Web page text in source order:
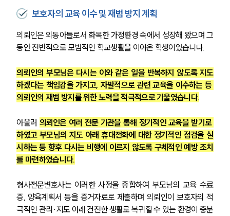
보호자의 교육 이수 및 재범 방지 계획
의뢰인은 외동아들로서 화목한 가정환경 속에서 성장해 왔으며 그
동안 전반적으로 모범적인 학교생활을 이어온 학생이었습니다.
의뢰인의 부모님은 다시는 이와 같은 일을 반복하지 않도록 지도
하겠다는 책임감을 가지고, 자발적으로 관련 교육을 이수하는 등
의뢰인의 재범 방지를 위한 노력을 적극적으로 기울였습니다.
아울러 의뢰인은 여러 전문 기관을 통해 정기적인 교육을 받기로
하였고 부모님의 지도 아래 휴대전화에 대한 정기적인 점검을 실
시하는 등 향후 다시는 비행에 이르지 않도록 구체적인 예방 조치
를 마련하였습니다.
형사전문변호사는 이러한 사정을 종합하여 부모님의 교육 수료
증, 양육계획서 등을 증거자료로 제출하며 의뢰인이 보호자의 적
극적인 관리·지도 아래 건전한 생활로 복귀할 수 있는 환경이 충분